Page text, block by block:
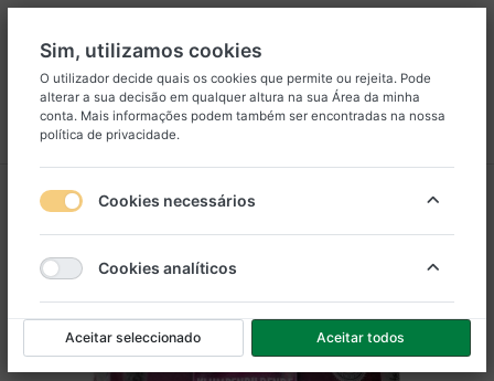
Menu Iniciar sessão
8
Sim, utilizamos cookies
O utilizador decide quais os cookies que permite ou rejeita. Pode
alterar a sua decisão em qualquer altura na sua Área da minha
conta. Mais informações podem também ser encontradas na nossa
política de privacidade.
Cookies necessários
Cookies analíticos
Aceitar seleccionado Aceitar todos